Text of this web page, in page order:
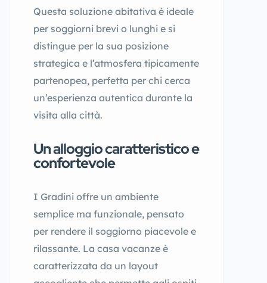
Questa soluzione abitativa è ideale
per soggiorni brevi o lunghi e si
distingue per la sua posizione
strategica e l’atmosfera tipicamente
partenopea, perfetta per chi cerca
un’esperienza autentica durante la
visita alla città.
Un alloggio caratteristico e
confortevole
I Gradini offre un ambiente
semplice ma funzionale, pensato
per rendere il soggiorno piacevole e
rilassante. La casa vacanze è
caratterizzata da un layout